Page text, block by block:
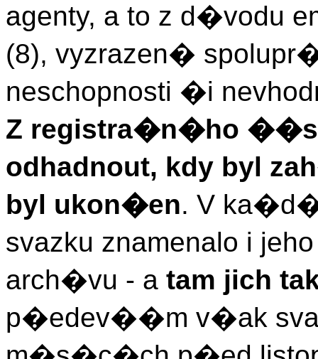
agenty, a to z d�vodu
(8), vyzrazen�
neschopnosti �i
Z registra�n�ho
odhadnout, kdy byl
byl ukon�en. V
svazku znamenalo i
arch�vu - a tam jich
p�edev��m v�ak